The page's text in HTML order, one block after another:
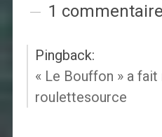
1 commentaire
Pingback:
« Le Bouffon » a
roulettesource